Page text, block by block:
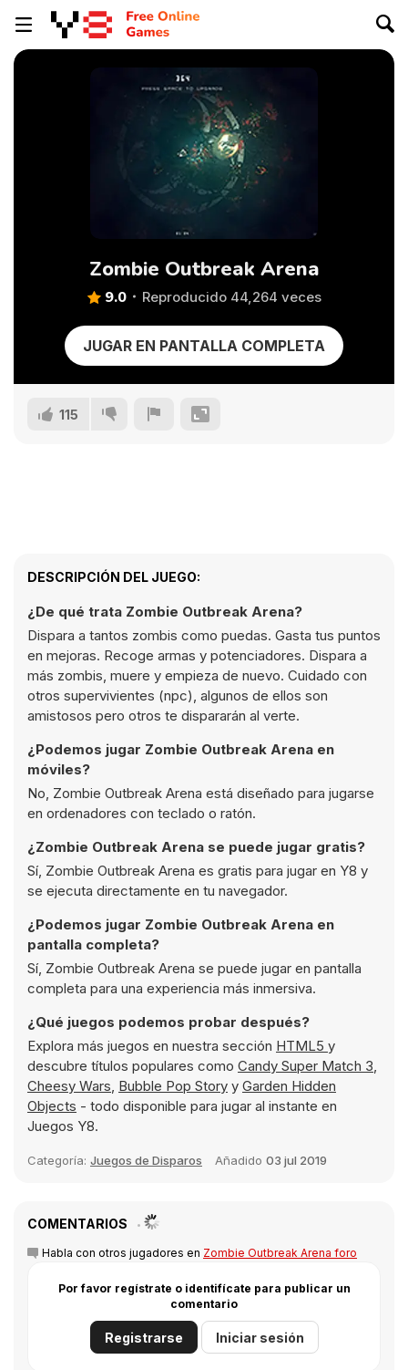
Zombie Outbreak Arena
9.0 Reproducido 44,264 veces
JUGAR EN PANTALLA COMPLETA
115
DESCRIPCIÓN DEL JUEGO:
¿De qué trata Zombie Outbreak Arena?
Dispara a tantos zombis como puedas. Gasta tus puntos
en mejoras. Recoge armas y potenciadores. Dispara a
más zombis, muere y empieza de nuevo. Cuidado con
otros supervivientes (npc), algunos de ellos son
amistosos pero otros te dispararán al verte.
¿Podemos jugar Zombie Outbreak Arena en
móviles?
No, Zombie Outbreak Arena está diseñado para jugarse
en ordenadores con teclado o ratón.
¿Zombie Outbreak Arena se puede jugar gratis?
Sí, Zombie Outbreak Arena es gratis para jugar en Y8 y
se ejecuta directamente en tu navegador.
¿Podemos jugar Zombie Outbreak Arena en
pantalla completa?
Sí, Zombie Outbreak Arena se puede jugar en pantalla
completa para una experiencia más inmersiva.
¿Qué juegos podemos probar después?
Explora más juegos en nuestra sección HTML5 y
descubre títulos populares como Candy Super Match 3,
Cheesy Wars, Bubble Pop Story y Garden Hidden
Objects - todo disponible para jugar al instante en
Juegos Y8.
Categoría: Juegos de Disparos Añadido 03 jul 2019
COMENTARIOS
Habla con otros jugadores en Zombie Outbreak Arena foro
Por favor regístrate o identifícate para publicar un
comentario
Registrarse Iniciar sesión